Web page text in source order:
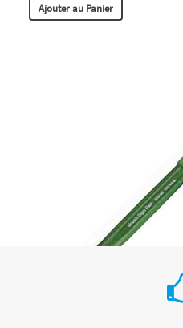
Ajouter au Panier